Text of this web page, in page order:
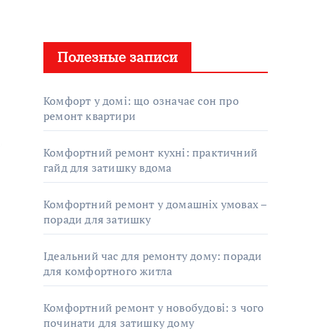
Полезные записи
Комфорт у домі: що означає сон про
ремонт квартири
Комфортний ремонт кухні: практичний
гайд для затишку вдома
Комфортний ремонт у домашніх умовах –
поради для затишку
Ідеальний час для ремонту дому: поради
для комфортного житла
Комфортний ремонт у новобудові: з чого
починати для затишку дому